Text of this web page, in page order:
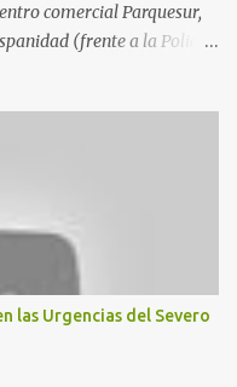
comercial Parquesur,
(frente a la Policía
entre el estadio y Plaza
entre Leganés y
situado frente a
1, y junto al
las Urgencias del Severo